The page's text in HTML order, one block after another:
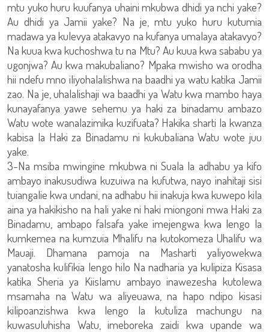
mtu yuko huru kuufanya uhaini mkubwa dhidi ya nchi yake?
Au dhidi ya Jamii yake? Na je, mtu yuko huru kutumia
madawa ya kulevya atakavyo na kufanya umalaya atakavyo?
Na kuua kwa kuchoshwa tu na Mtu? Au kuua kwa sababu ya
ugonjwa? Au kwa makubaliano? Mpaka mwisho wa orodha
hii ndefu mno iliyohalalishwa na baadhi ya watu katika Jamii
zao. Na je, uhalalishaji wa baadhi ya Watu kwa mambo haya
kunayafanya yawe sehemu ya haki za binadamu ambazo
Watu wote wanalazimika kuzifuata? Hakika sharti la kwanza
kabisa la Haki za Binadamu ni kukubaliana Watu wote juu
yake.
3-Na msiba mwingine mkubwa ni Suala la adhabu ya kifo
ambayo inakusudiwa kuzuiwa na kufutwa, nayo inahitaji sisi
tuiangalie kwa undani, na adhabu hii inakuja kwa kuwepo kila
aina ya hakikisho na hali yake ni haki miongoni mwa Haki za
Binadamu, ambapo falsafa yake imejengwa kwa lengo la
kumkemea na kumzuia Mhalifu na kutokomeza Uhalifu wa
Mauaji. Dhamana pamoja na Masharti yaliyowekwa
yanatosha kulifikia lengo hilo Na nadharia ya kulipiza Kisasa
katika Sheria ya Kiislamu ambayo inawezesha kutolewa
msamaha na Watu wa aliyeuawa, na hapo ndipo kisasi
kilipoanzishwa kwa lengo la kutuliza machungu na
kuwasuluhisha Watu, imeboreka zaidi kwa upande wa